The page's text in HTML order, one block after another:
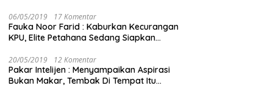
06/05/2019 17 Komentar
Fauka Noor Farid : Kaburkan Kecurangan
KPU, Elite Petahana Sedang Siapkan
20/05/2019 12 Komentar
Pakar Intelijen : Menyampaikan Aspirasi
Bukan Makar, Tembak Di Tempat Itu